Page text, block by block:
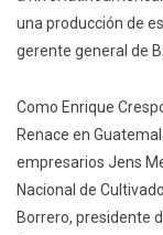
una producción de
gerente general de
Como Enrique
Renace en
empresarios Jens
Nacional de
Borrero, presidente